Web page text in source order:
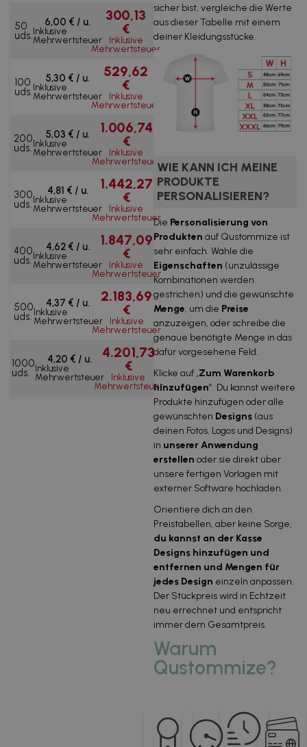
50
uds.
6,00 € / u.
Inklusive
Mehrwertsteuer
300,13
€
Inklusive
Mehrwertsteuer
100
uds.
5,30 € / u.
Inklusive
Mehrwertsteuer
529,62
€
Inklusive
Mehrwertsteuer
200
uds.
5,03 € / u.
Inklusive
Mehrwertsteuer
1.006,74
€
Inklusive
Mehrwertsteuer
300
uds.
4,81 € / u.
Inklusive
Mehrwertsteuer
1.442,27
€
Inklusive
Mehrwertsteuer
400
uds.
4,62 € / u.
Inklusive
Mehrwertsteuer
1.847,09
€
Inklusive
Mehrwertsteuer
500
uds.
4,37 € / u.
Inklusive
Mehrwertsteuer
2.183,69
€
Inklusive
Mehrwertsteuer
1000
uds.
4,20 € / u.
Inklusive
Mehrwertsteuer
4.201,73
€
Inklusive
Mehrwertsteuer
sicher bist, vergleiche die Werte
aus dieser Tabelle mit einem
deiner Kleidungsstücke.
WIE KANN ICH MEINE
PRODUKTE
PERSONALISIEREN?
Die Personalisierung von
Produkten auf Qustommize ist
sehr einfach. Wähle die
Eigenschaften (unzulässige
Kombinationen werden
gestrichen) und die gewünschte
Menge, um die Preise
anzuzeigen, oder schreibe die
genaue benötigte Menge in das
dafür vorgesehene Feld.
Klicke auf „Zum Warenkorb
hinzufügen”. Du kannst weitere
Produkte hinzufügen oder alle
gewünschten Designs (aus
deinen Fotos, Logos und Designs)
in unserer Anwendung
erstellen oder sie direkt über
unsere fertigen Vorlagen mit
externer Software hochladen.
Orientiere dich an den
Preistabellen, aber keine Sorge,
du kannst an der Kasse
Designs hinzufügen und
entfernen und Mengen für
jedes Design einzeln anpassen.
Der Stückpreis wird in Echtzeit
neu errechnet und entspricht
immer dem Gesamtpreis.
Warum
Qustommize?